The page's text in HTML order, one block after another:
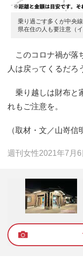
乗り過ごす多くが中央
県在住の人も要注意（
このコロナ禍が落
人は戻ってくるだろ
乗り越しは財布と
れもご注意を。
（取材・文／山嵜信
週刊女性2021年7月